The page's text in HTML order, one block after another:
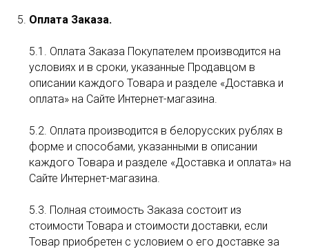
Оплата Заказа.
5.1. Оплата Заказа Покупателем производится на
условиях и в сроки, указанные Продавцом в
описании каждого Товара и разделе «Доставка и
оплата» на Сайте Интернет-магазина.
5.2. Оплата производится в белорусских рублях в
форме и способами, указанными в описании
каждого Товара и разделе «Доставка и оплата» на
Сайте Интернет-магазина.
5.3. Полная стоимость Заказа состоит из
стоимости Товара и стоимости доставки, если
Товар приобретен с условием о его доставке за